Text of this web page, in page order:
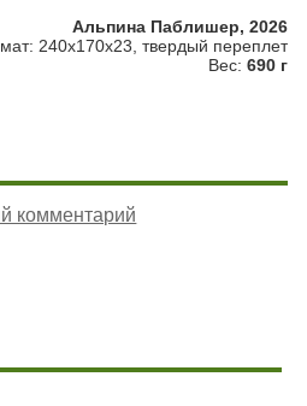
Альпина Паблишер, 2026
240x170x23, твердый переплет
Вес: 690 г
комментарий